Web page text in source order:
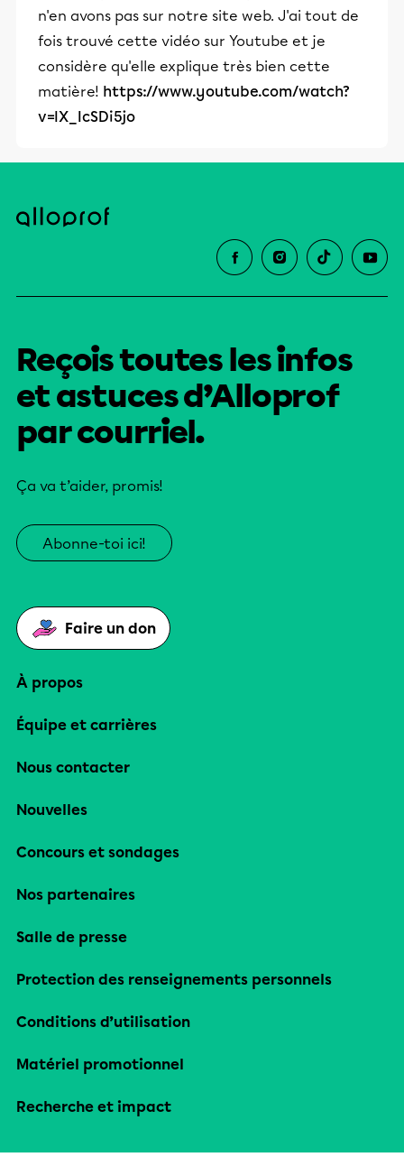
n'en avons pas sur notre site web. J'ai tout de
fois trouvé cette vidéo sur Youtube et je
considère qu'elle explique très bien cette
matière! https://www.youtube.com/watch?
v=lX_IcSDi5jo
Reçois toutes les infos
et astuces d’Alloprof
par courriel.
Ça va t’aider, promis!
Abonne-toi ici!
Faire un don
À propos
Équipe et carrières
Nous contacter
Nouvelles
Concours et sondages
Nos partenaires
Salle de presse
Protection des renseignements personnels
Conditions d’utilisation
Matériel promotionnel
Recherche et impact